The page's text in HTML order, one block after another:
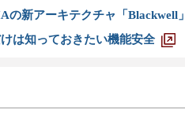
の新アーキテクチャ「Blackwell
は知っておきたい機能安全